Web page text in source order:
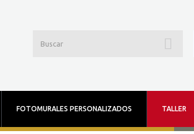
FOTOMURALES PERSONALIZADOS TALLER